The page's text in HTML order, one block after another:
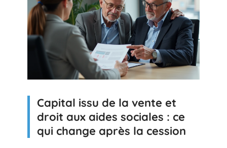
Capital issu de la vente et
droit aux aides sociales : ce
qui change après la cession